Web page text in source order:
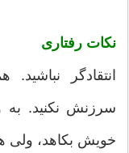
نکات رفتاری
انتقادگر
سرزنش نکنید. به
خویش بکاهد، ولی